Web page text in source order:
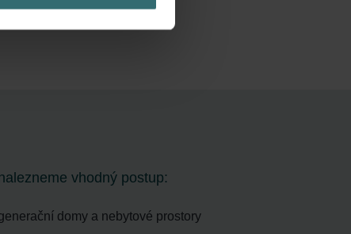
vhodný postup:
domy a nebytové prostory